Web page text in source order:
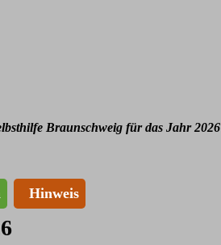
Braunschweig für das Jahr 2026
Hinweis